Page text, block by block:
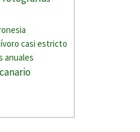
casi estricto
anuales